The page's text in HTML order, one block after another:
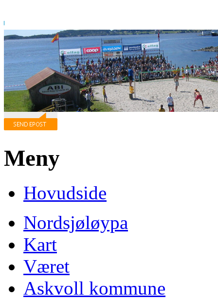
Meny
Hovudside
Nordsjøløypa
Kart
Været
Askvoll kommune